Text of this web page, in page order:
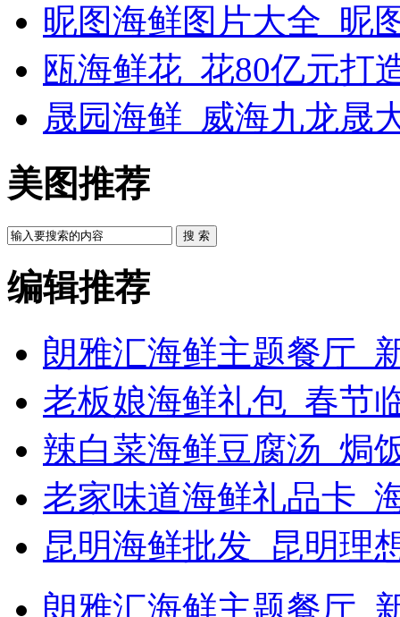
昵图海鲜图片大全_昵
瓯海鲜花_花80亿元打
晟园海鲜_威海九龙晟
美图推荐
搜 索
编辑推荐
朗雅汇海鲜主题餐厅_
老板娘海鲜礼包_春节
辣白菜海鲜豆腐汤_焗
老家味道海鲜礼品卡_
昆明海鲜批发_昆明理
朗雅汇海鲜主题餐厅_